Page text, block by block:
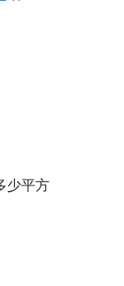
少平方